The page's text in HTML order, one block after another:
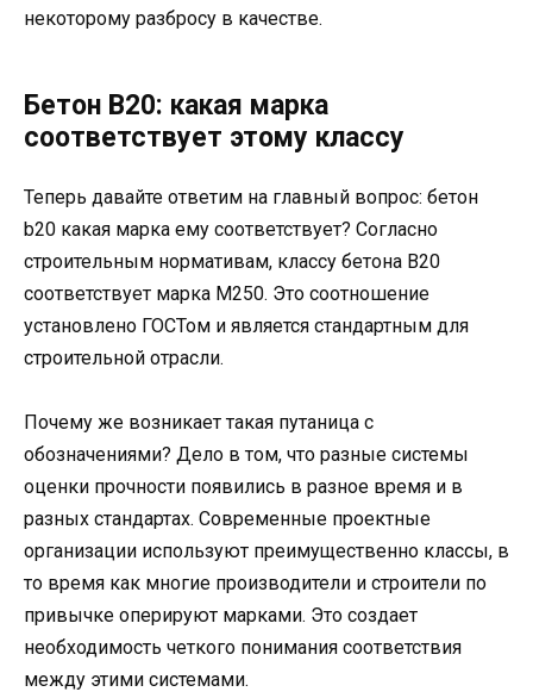
некоторому разбросу в качестве.
Бетон В20: какая марка
соответствует этому классу
Теперь давайте ответим на главный вопрос: бетон
b20 какая марка ему соответствует? Согласно
строительным нормативам, классу бетона В20
соответствует марка М250. Это соотношение
установлено ГОСТом и является стандартным для
строительной отрасли.
Почему же возникает такая путаница с
обозначениями? Дело в том, что разные системы
оценки прочности появились в разное время и в
разных стандартах. Современные проектные
организации используют преимущественно классы, в
то время как многие производители и строители по
привычке оперируют марками. Это создает
необходимость четкого понимания соответствия
между этими системами.